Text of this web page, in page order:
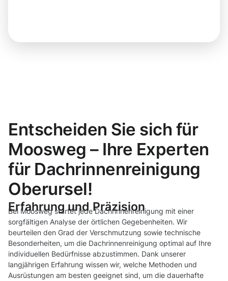
Entscheiden Sie sich für
Moosweg – Ihre Experten
für Dachrinnenreinigung
Oberursel!
Erfahrung und Präzision
Bei Moosweg startet jede Dachrinnenreinigung mit einer
sorgfältigen Analyse der örtlichen Gegebenheiten. Wir
beurteilen den Grad der Verschmutzung sowie technische
Besonderheiten, um die Dachrinnenreinigung optimal auf Ihre
individuellen Bedürfnisse abzustimmen. Dank unserer
langjährigen Erfahrung wissen wir, welche Methoden und
Ausrüstungen am besten geeignet sind, um die dauerhafte